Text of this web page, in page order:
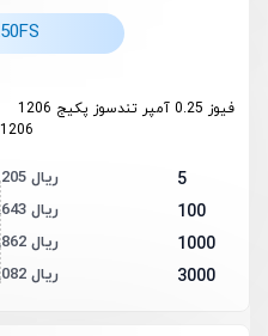
فیوز 0.25 آمپر تندسوز پکیج 1206
5 86,205 ریال
100 80,643 ریال
1000 77,862 ریال
3000 75,082 ریال